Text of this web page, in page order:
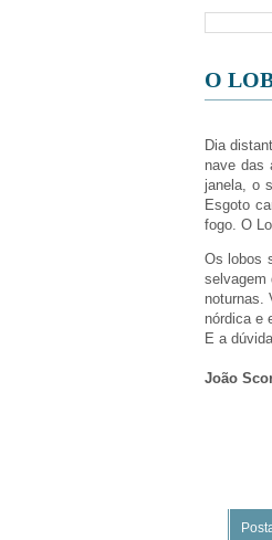
O
Dia
nave das
janela, o
Esgoto
fogo. O
Os lobos
selvagem
noturnas.
nórdica e
E a
João